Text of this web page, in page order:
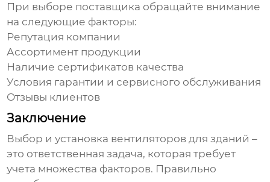
При выборе поставщика обращайте внимание
на следующие факторы:
Репутация компании
Ассортимент продукции
Наличие сертификатов качества
Условия гарантии и сервисного обслуживания
Отзывы клиентов
Заключение
Выбор и установка вентиляторов для зданий –
это ответственная задача, которая требует
учета множества факторов. Правильно